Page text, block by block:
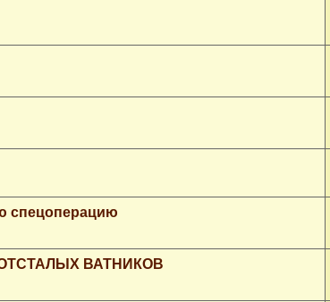
спецоперацию
ВАТНИКОВ